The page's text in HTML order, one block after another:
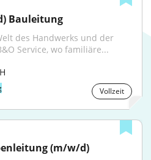
Bauleitung
des Handwerks und der
Service, wo familiäre...
Vollzeit
(m/w/d)